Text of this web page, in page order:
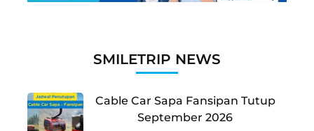
SMILETRIP NEWS
Cable Car Sapa Fansipan Tutup
September 2026